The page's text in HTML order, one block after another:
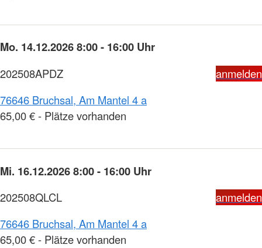
Mo. 14.12.2026 8:00 - 16:00 Uhr
202508APDZ
anmelden
76646 Bruchsal, Am Mantel 4 a
65,00 € - Plätze vorhanden
Mi. 16.12.2026 8:00 - 16:00 Uhr
202508QLCL
anmelden
76646 Bruchsal, Am Mantel 4 a
65,00 € - Plätze vorhanden